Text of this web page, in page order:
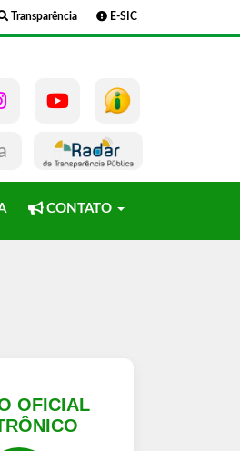
Transparência E-SIC
CONTATO
OFICIAL